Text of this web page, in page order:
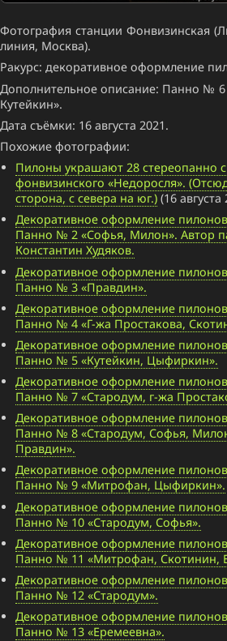
Фотография станции Фонвизинская
линия, Москва).
Ракурс: декоративное оформление
Дополнительное описание: Панно №
Кутейкин».
Дата съёмки: 16 августа 2021.
Похожие фотографии:
Пилоны украшают 28 стереопанно
фонвизинского «Недоросля».
сторона, с севера на юг.) (16 августа
Декоративное оформление
Панно № 2 «Софья, Милон». Автор
Константин Худяков.
Декоративное оформление
Панно № 3 «Правдин».
Декоративное оформление
Панно № 4 «Г-жа Простакова,
Декоративное оформление
Панно № 5 «Кутейкин, Цыфиркин».
Декоративное оформление
Панно № 7 «Стародум, г-жа
Декоративное оформление
Панно № 8 «Стародум, Софья,
Правдин».
Декоративное оформление
Панно № 9 «Митрофан, Цыфиркин».
Декоративное оформление
Панно № 10 «Стародум, Софья».
Декоративное оформление
Панно № 11 «Митрофан, Скотинин,
Декоративное оформление
Панно № 12 «Стародум».
Декоративное оформление
Панно № 13 «Еремеевна».